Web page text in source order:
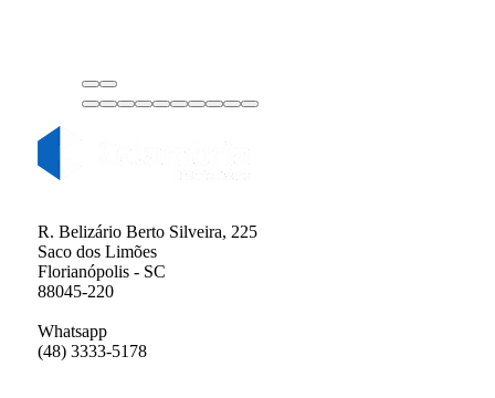
R. Belizário Berto Silveira, 225
Saco dos Limões
Florianópolis - SC
88045-220
Whatsapp
(48) 3333-5178